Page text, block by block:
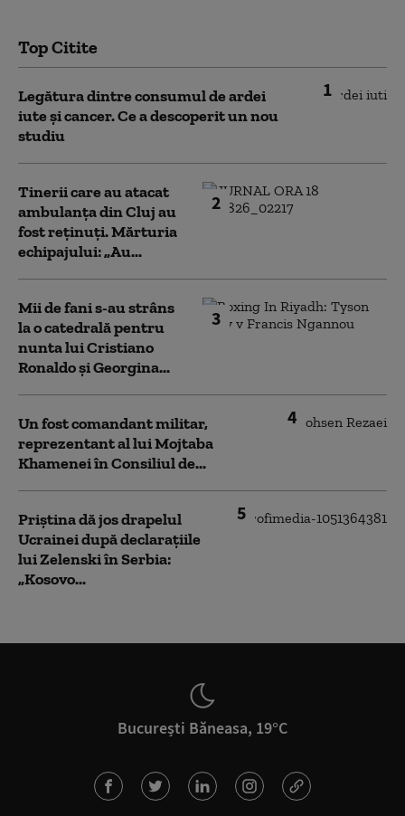
Top Citite
1
Legătura dintre consumul de ardei
iute și cancer. Ce a descoperit un nou
studiu
2
Tinerii care au atacat
ambulanța din Cluj au
fost reținuți. Mărturia
echipajului: „Au...
3
Mii de fani s-au strâns
la o catedrală pentru
nunta lui Cristiano
Ronaldo şi Georgina...
4
Un fost comandant militar,
reprezentant al lui Mojtaba
Khamenei în Consiliul de...
5
Priștina dă jos drapelul
Ucrainei după declarațiile
lui Zelenski în Serbia:
„Kosovo...
București Băneasa, 19°C